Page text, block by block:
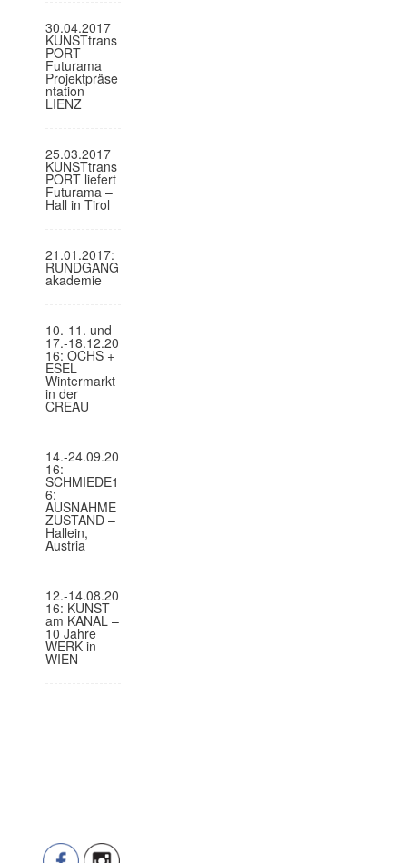
30.04.2017
KUNSTtrans
PORT
Futurama
Projektpräse
ntation
LIENZ
25.03.2017
KUNSTtrans
PORT liefert
Futurama –
Hall in Tirol
21.01.2017:
RUNDGANG
akademie
10.-11. und
17.-18.12.20
16: OCHS +
ESEL
Wintermarkt
in der
CREAU
14.-24.09.20
16:
SCHMIEDE1
6:
AUSNAHME
ZUSTAND –
Hallein,
Austria
12.-14.08.20
16: KUNST
am KANAL –
10 Jahre
WERK in
WIEN